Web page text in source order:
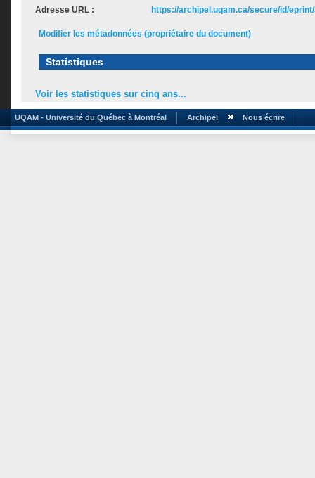
Adresse URL :
https://archipel.uqam.ca/secure/id/
Modifier les métadonnées (propriétaire du document)
Statistiques
Voir les statistiques sur cinq ans...
UQAM - Université du Québec à Montréal Archipel Nous écrire